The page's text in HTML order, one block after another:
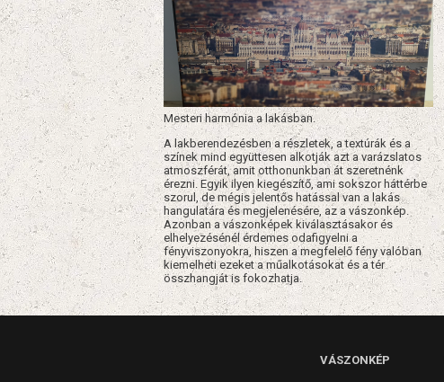
Mesteri harmónia a lakásban.
A lakberendezésben a részletek, a textúrák és a
színek mind együttesen alkotják azt a varázslatos
atmoszférát, amit otthonunkban át szeretnénk
érezni. Egyik ilyen kiegészítő, ami sokszor háttérbe
szorul, de mégis jelentős hatással van a lakás
hangulatára és megjelenésére, az a vászonkép.
Azonban a vászonképek kiválasztásakor és
elhelyezésénél érdemes odafigyelni a
fényviszonyokra, hiszen a megfelelő fény valóban
kiemelheti ezeket a műalkotásokat és a tér
összhangját is fokozhatja.
VÁSZONKÉP